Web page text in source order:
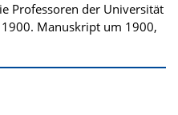
Professoren der Universität
Manuskript um 1900,